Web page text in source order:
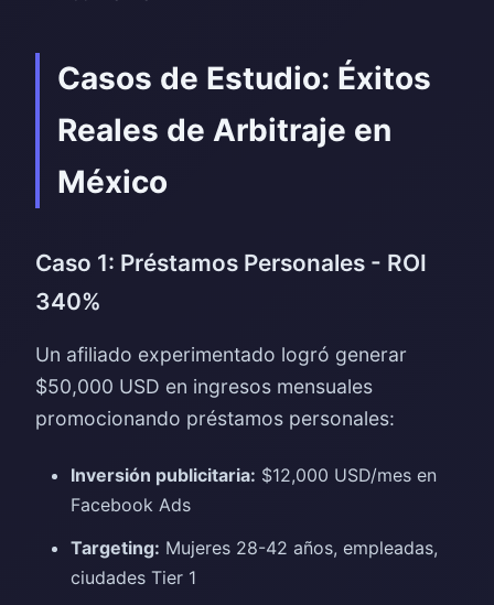
Casos de Estudio: Éxitos
Reales de Arbitraje en
México
Caso 1: Préstamos Personales - ROI
340%
Un afiliado experimentado logró generar
$50,000 USD en ingresos mensuales
promocionando préstamos personales:
Inversión publicitaria: $12,000 USD/mes en
Facebook Ads
Targeting: Mujeres 28-42 años, empleadas,
ciudades Tier 1